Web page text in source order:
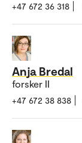
+47 672 36 318
Anja Bredal
forsker II
+47 672 38 838